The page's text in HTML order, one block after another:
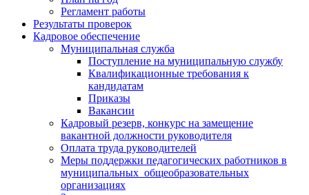
Регламент работы
Результаты проверок
Кадровое обеспечение
Муниципальная служба
Поступление на муниципальную службу
Квалификационные требования к
кандидатам
Приказы
Вакансии
Кадровый резерв, конкурс на замещение
вакантной должности руководителя
Оплата труда руководителей
Меры поддержки педагогических работников в
муниципальных общеобразовательных
организациях